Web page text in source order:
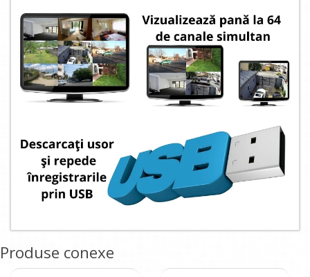
Produse conexe